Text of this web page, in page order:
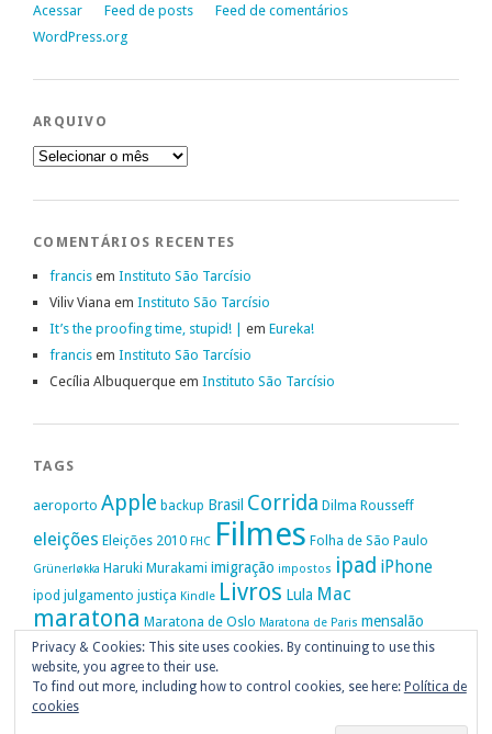
Acessar Feed de posts
Feed de comentários
WordPress.org
ARQUIVO
Arquivo
COMENTÁRIOS RECENTES
francis em Instituto São Tarcísio
Viliv Viana em Instituto São Tarcísio
It’s the proofing time, stupid! | em Eureka!
francis em Instituto São Tarcísio
Cecília Albuquerque em Instituto São Tarcísio
TAGS
aeroporto Apple backup Brasil Corrida Dilma Rousseff
eleições Eleições 2010 FHC Filmes Folha de São Paulo
Grünerløkka Haruki Murakami imigração impostos ipad iPhone
ipod julgamento justiça Kindle Livros Lula Mac
maratona Maratona de Oslo Maratona de Paris mensalão
movimento passe livre música nike Noruega OAB OiOsloPolítica
Portugal Privacidade protestos PT
Vitória da Conquista
Privacy & Cookies: This site uses cookies. By continuing to use this
website, you agree to their use.
To find out more, including how to control cookies, see here: Política de
cookies